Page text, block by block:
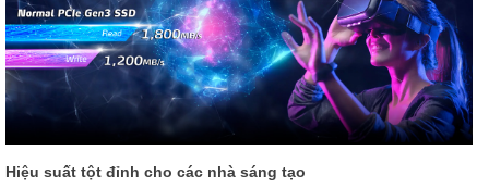
Hiệu suất tột đỉnh cho các nhà sáng tạo